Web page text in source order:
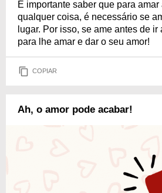
É importante saber que para
qualquer coisa, é necessário se
lugar. Por isso, se ame antes de
para lhe amar e dar o seu amor!
COPIAR
Ah, o amor pode acabar!